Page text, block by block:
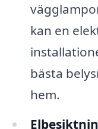
kan en
bästa
hem.